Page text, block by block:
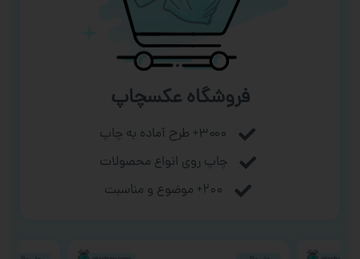
فروشگاه عکسچاپ
۳۰۰۰+ طرح آماده به چاپ
چاپ روی انواع محصولات
۲۰۰+ موضوع و مناسبت